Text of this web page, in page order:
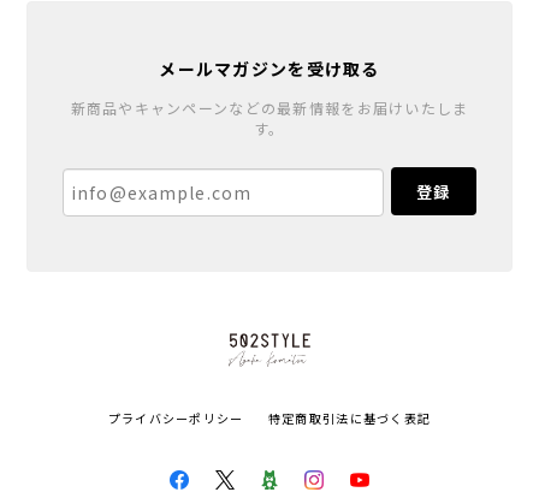
メールマガジンを受け取る
新商品やキャンペーンなどの最新情報をお届けいたしま
す。
登録
プライバシーポリシー 特定商取引法に基づく表記